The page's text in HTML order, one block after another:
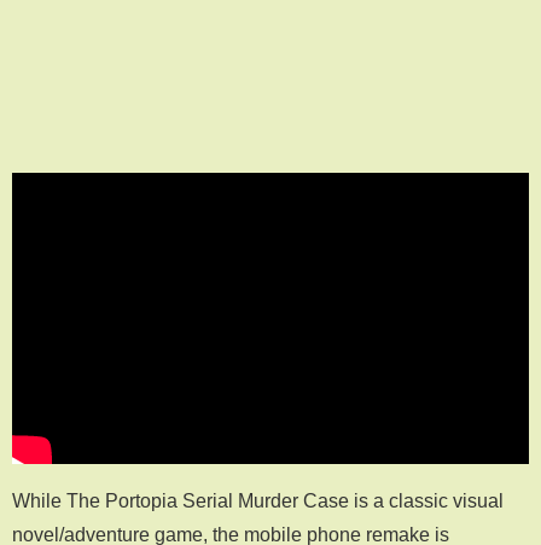
While The Portopia Serial Murder Case is a classic visual
novel/adventure game, the mobile phone remake is